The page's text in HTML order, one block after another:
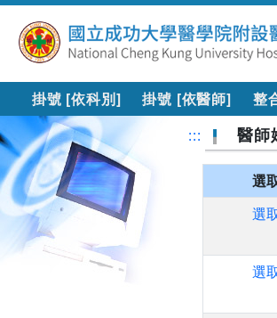
掛號 [依科別] 掛號 [依醫師] 整
::: 醫師
選
選
選